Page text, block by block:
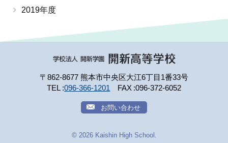
2019年度
〒862-8677 熊本市中央区大江6丁目1番33号
TEL 096-366-1201 FAX 096-372-6052
お問い合わせ
© 2026Kaishin High School.